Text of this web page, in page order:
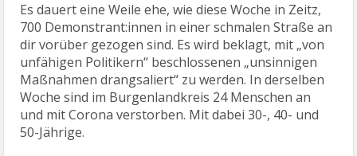
Es dauert eine Weile ehe, wie diese Woche in Zeitz,
700 Demonstrant:innen in einer schmalen Straße an
dir vorüber gezogen sind. Es wird beklagt, mit „von
unfähigen Politikern“ beschlossenen „unsinnigen
Maßnahmen drangsaliert“ zu werden. In derselben
Woche sind im Burgenlandkreis 24 Menschen an
und mit Corona verstorben. Mit dabei 30-, 40- und
50-Jährige.